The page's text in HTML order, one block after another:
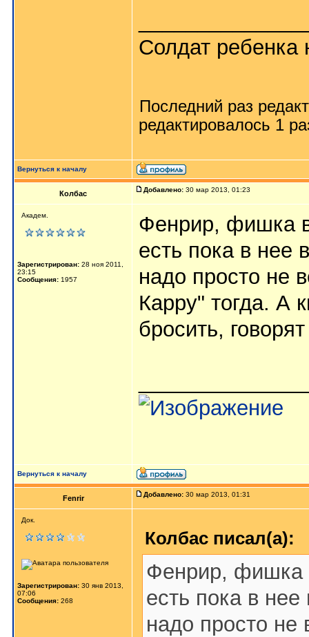
Солдат ребенка
Последний раз
редактировалось 1
Вернуться к началу
Колбас Добавлено: 30 мар 2013, 01:23
Академ.
Зарегистрирован: 28 ноя 2011,
23:15
Сообщения: 1957
Фенрир, фишка
есть пока в нее
надо просто не
Карру" тогда. А
бросить,
Вернуться к началу
Fenrir Добавлено: 30 мар 2013, 01:31
Док.
Зарегистрирован: 30 янв 2013,
07:06
Сообщения: 268
Колбас писал(а):
Фенрир, фишка
есть пока в
надо просто не